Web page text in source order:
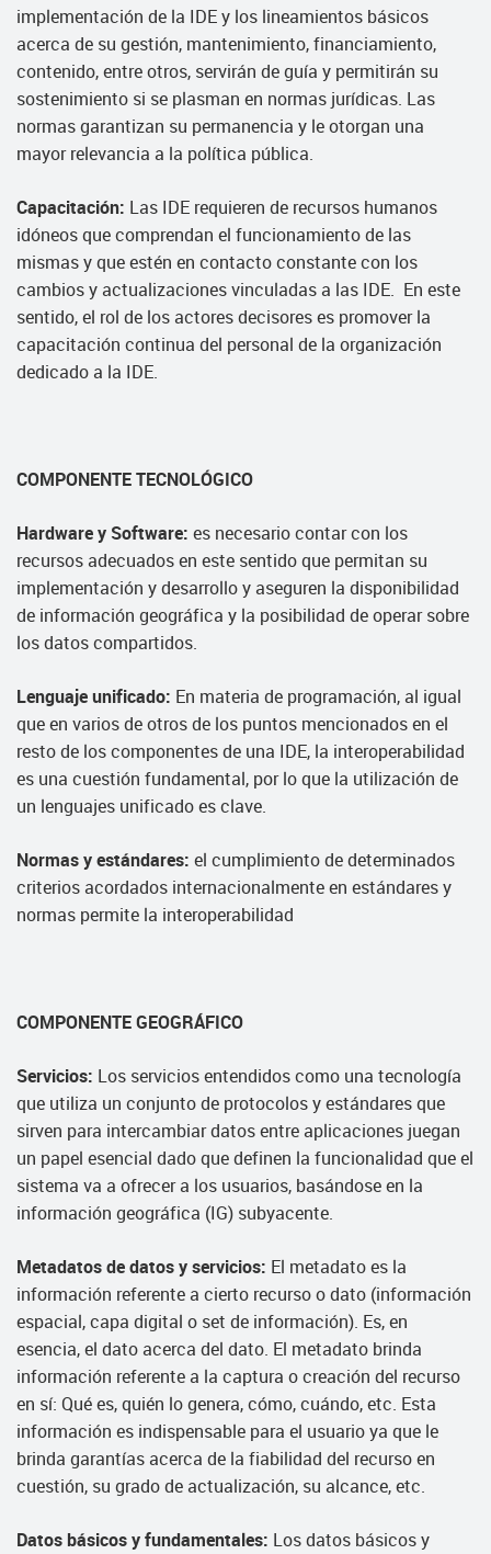
implementación de la IDE y los lineamientos básicos
acerca de su gestión, mantenimiento, financiamiento,
contenido, entre otros, servirán de guía y permitirán su
sostenimiento si se plasman en normas jurídicas. Las
normas garantizan su permanencia y le otorgan una
mayor relevancia a la política pública.
Capacitación: Las IDE requieren de recursos humanos
idóneos que comprendan el funcionamiento de las
mismas y que estén en contacto constante con los
cambios y actualizaciones vinculadas a las IDE. En este
sentido, el rol de los actores decisores es promover la
capacitación continua del personal de la organización
dedicado a la IDE.
COMPONENTE TECNOLÓGICO
Hardware y Software: es necesario contar con los
recursos adecuados en este sentido que permitan su
implementación y desarrollo y aseguren la disponibilidad
de información geográfica y la posibilidad de operar sobre
los datos compartidos.
Lenguaje unificado: En materia de programación, al igual
que en varios de otros de los puntos mencionados en el
resto de los componentes de una IDE, la interoperabilidad
es una cuestión fundamental, por lo que la utilización de
un lenguajes unificado es clave.
Normas y estándares: el cumplimiento de determinados
criterios acordados internacionalmente en estándares y
normas permite la interoperabilidad
COMPONENTE GEOGRÁFICO
Servicios: Los servicios entendidos como una tecnología
que utiliza un conjunto de protocolos y estándares que
sirven para intercambiar datos entre aplicaciones juegan
un papel esencial dado que definen la funcionalidad que el
sistema va a ofrecer a los usuarios, basándose en la
información geográfica (IG) subyacente.
Metadatos de datos y servicios: El metadato es la
información referente a cierto recurso o dato (información
espacial, capa digital o set de información). Es, en
esencia, el dato acerca del dato. El metadato brinda
información referente a la captura o creación del recurso
en sí: Qué es, quién lo genera, cómo, cuándo, etc. Esta
información es indispensable para el usuario ya que le
brinda garantías acerca de la fiabilidad del recurso en
cuestión, su grado de actualización, su alcance, etc.
Datos básicos y fundamentales: Los datos básicos y